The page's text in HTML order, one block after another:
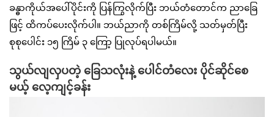
ခန္ဓာကိုယ်အပေါ်ပိုင်းကို ပြန်ကြွလိုက်ပြီး ဘယ်တံတောင်က ညာခြေ
ဖြင့် ထိကပ်ပေးလိုက်ပါ။ ဘယ်ညာကို တစ်ကြိမ်လို့ သတ်မှတ်ပြီး
စုစုပေါင်း ၁၅ ကြိမ် ၃ ကြော့ ပြုလုပ်ရပါမယ်။
သွယ်လျလှပတဲ့ ခြေသလုံးနဲ့ ပေါင်တံလေး ပိုင်ဆိုင်စေ
မယ့် လေ့ကျင့်ခန်း